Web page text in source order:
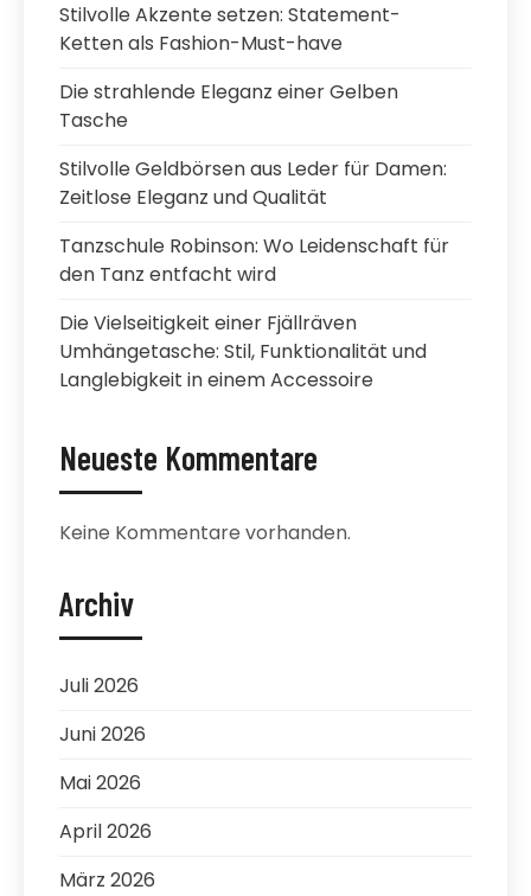
Stilvolle Akzente setzen: Statement-
Ketten als Fashion-Must-have
Die strahlende Eleganz einer Gelben
Tasche
Stilvolle Geldbörsen aus Leder für Damen:
Zeitlose Eleganz und Qualität
Tanzschule Robinson: Wo Leidenschaft für
den Tanz entfacht wird
Die Vielseitigkeit einer Fjällräven
Umhängetasche: Stil, Funktionalität und
Langlebigkeit in einem Accessoire
Neueste Kommentare
Keine Kommentare vorhanden.
Archiv
Juli 2026
Juni 2026
Mai 2026
April 2026
März 2026